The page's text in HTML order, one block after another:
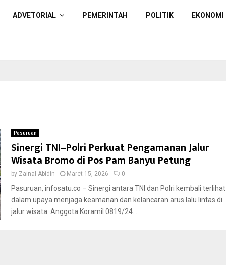
ADVETORIAL PEMERINTAH POLITIK EKONOMI
Pasuruan
Sinergi TNI–Polri Perkuat Pengamanan Jalur
Wisata Bromo di Pos Pam Banyu Petung
by Zainal Abidin Maret 15, 2026 0
Pasuruan, infosatu.co – Sinergi antara TNI dan Polri kembali terlihat
dalam upaya menjaga keamanan dan kelancaran arus lalu lintas di
jalur wisata. Anggota Koramil 0819/24...